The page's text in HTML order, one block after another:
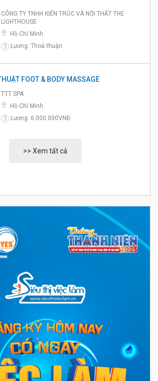
CÔNG TY TNHH KIẾN TRÚC VÀ NỘI THẤT THE
LIGHTHOUSE
Hồ Chí Minh
$
Lương: Thoả thuận
FOOT & BODY MASSAGE
TTT SPA
Hồ Chí Minh
$
Lương: 6.000.000VNĐ
>> Xem tất cả